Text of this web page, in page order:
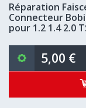
Réparation
Connecteur
pour 1.2 1.4 2.0
5,00 €